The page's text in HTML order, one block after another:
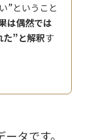
”ということ
は偶然では
た”と解釈す
タです。